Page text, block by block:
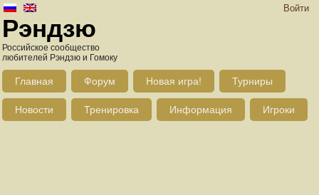
Войти
Рэндзю
Российское сообщество
любителей Рэндзю и Гомоку
Главная Форум Новая игра! Турниры
Новости Тренировка Информация Игроки